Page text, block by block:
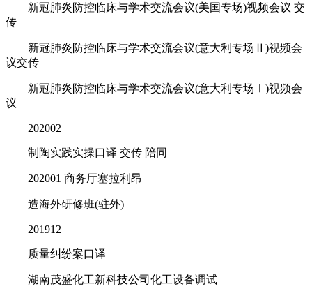
新冠肺炎防控临床与学术交流会议(美国专场)视频会议 交
传
新冠肺炎防控临床与学术交流会议(意大利专场Ⅱ)视频会
议交传
新冠肺炎防控临床与学术交流会议(意大利专场Ⅰ)视频会
议
202002
制陶实践实操口译 交传 陪同
202001 商务厅塞拉利昂
造海外研修班(驻外)
201912
质量纠纷案口译
湖南茂盛化工新科技公司化工设备调试